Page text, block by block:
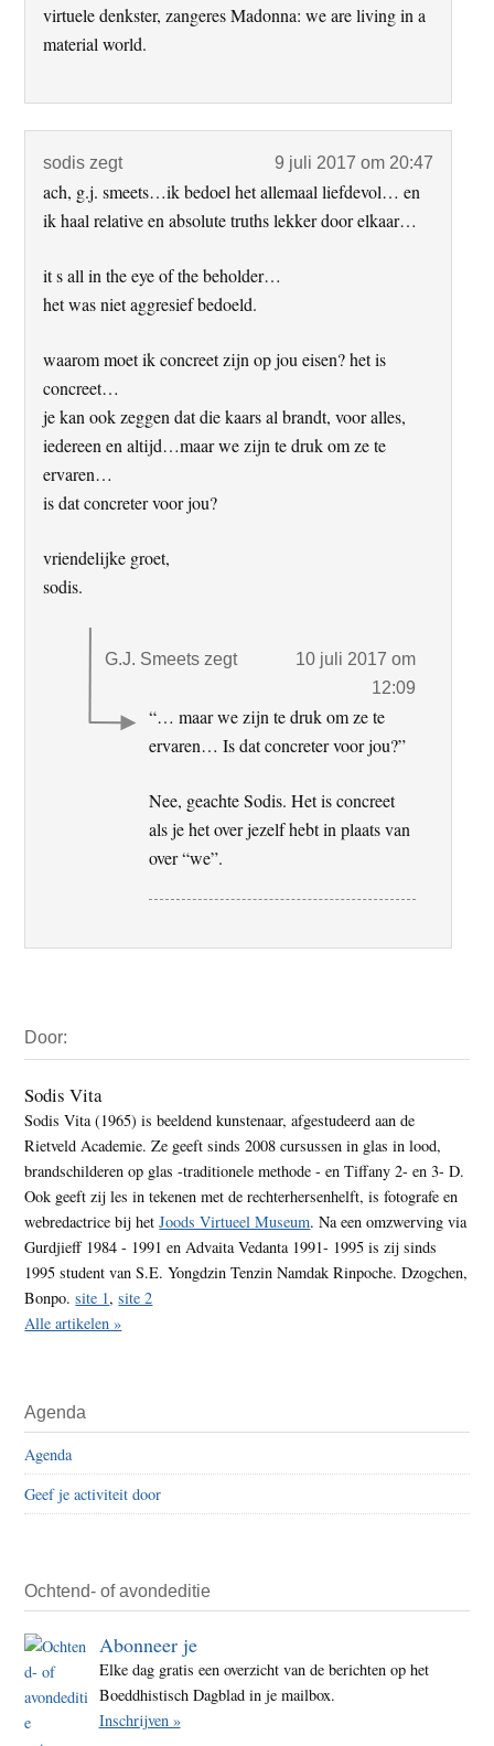
virtuele denkster, zangeres Madonna: we are living in a
material world.
sodis zegt 9 juli 2017 om 20:47
ach, g.j. smeets…ik bedoel het allemaal liefdevol… en
ik haal relative en absolute truths lekker door elkaar…
it s all in the eye of the beholder…
het was niet aggresief bedoeld.
waarom moet ik concreet zijn op jou eisen? het is
concreet…
je kan ook zeggen dat die kaars al brandt, voor alles,
iedereen en altijd…maar we zijn te druk om ze te
ervaren…
is dat concreter voor jou?
vriendelijke groet,
sodis.
G.J. Smeets zegt
10 juli 2017 om
12:09
“… maar we zijn te druk om ze te
ervaren… Is dat concreter voor jou?”
Nee, geachte Sodis. Het is concreet
als je het over jezelf hebt in plaats van
over “we”.
Sidebar
Door:
Sodis Vita
Sodis Vita (1965) is beeldend kunstenaar, afgestudeerd aan de
Rietveld Academie. Ze geeft sinds 2008 cursussen in glas in lood,
brandschilderen op glas -traditionele methode - en Tiffany 2- en 3- D.
Ook geeft zij les in tekenen met de rechterhersenhelft, is fotografe en
webredactrice bij hetJoods Virtueel Museum. Na een omzwerving via
Gurdjieff 1984 - 1991 en Advaita Vedanta 1991- 1995 is zij sinds
1995 student van S.E. Yongdzin Tenzin Namdak Rinpoche. Dzogchen,
Bonpo.site 1,site 2
Alle artikelen »
Agenda
Agenda
Geef je activiteit door
Ochtend- of avondeditie
Abonneer je
Elke dag gratis een overzicht van de berichten op het
Boeddhistisch Dagblad in je mailbox.
Inschrijven »